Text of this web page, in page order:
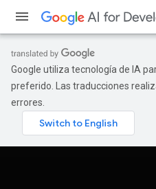
Google utiliza tecnología de IA
preferido. Las traducciones
errores.